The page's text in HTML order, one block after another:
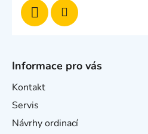
Informace pro vás
Kontakt
Servis
Návrhy ordinací